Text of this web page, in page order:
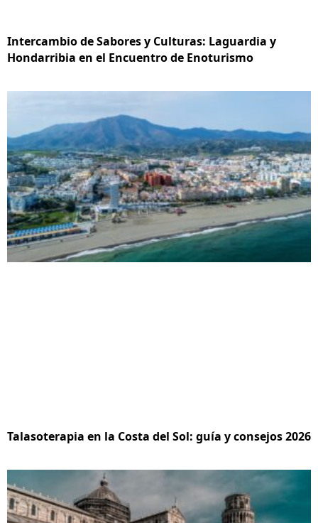
Intercambio de Sabores y Culturas: Laguardia y
Hondarribia en el Encuentro de Enoturismo
Talasoterapia en la Costa del Sol: guía y consejos 2026